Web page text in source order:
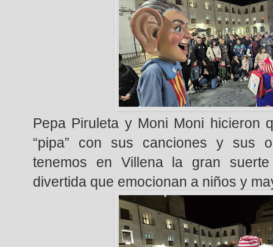
Pepa Piruleta y Moni Moni hicieron
“pipa” con sus canciones y sus
tenemos en Villena la gran
divertida que emocionan a niños y